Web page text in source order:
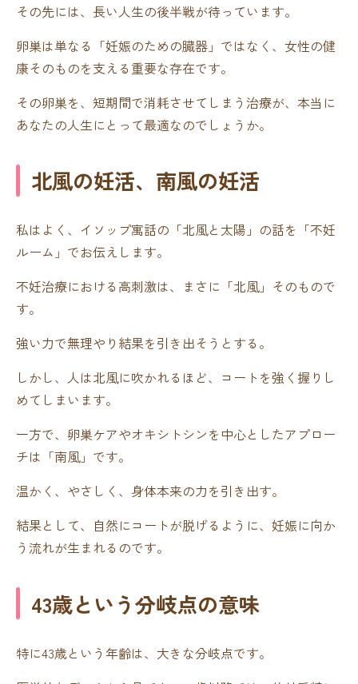
その先には、長い人生の後半戦が待っています。
卵巣は単なる「妊娠のための臓器」ではなく、女性の健
康そのものを支える重要な存在です。
その卵巣を、短期間で消耗させてしまう治療が、本当に
あなたの人生にとって最適なのでしょうか。
北風の妊活、南風の妊活
私はよく、イソップ寓話の「北風と太陽」の話を「不妊
ルーム」でお伝えします。
不妊治療における高刺激は、まさに「北風」そのもので
す。
強い力で無理やり結果を引き出そうとする。
しかし、人は北風に吹かれるほど、コートを強く握りし
めてしまいます。
一方で、卵巣ケアやオキシトシンを中心としたアプロー
チは「南風」です。
温かく、やさしく、身体本来の力を引き出す。
結果として、自然にコートが脱げるように、妊娠に向か
う流れが生まれるのです。
43歳という分岐点の意味
特に43歳という年齢は、大きな分岐点です。